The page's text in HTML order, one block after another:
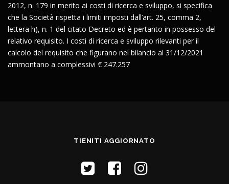
2012, n. 179 in merito ai costi di ricerca e sviluppo, si specifica
che la Società rispetta i limiti imposti dall’art. 25, comma 2,
lettera h), n. 1 del citato Decreto ed è pertanto in possesso del
relativo requisito. I costi di ricerca e sviluppo rilevanti per il
calcolo del requisito che figurano nel bilancio al 31/12/2021
ammontano a complessivi € 247.257
TIENITI AGGIORNATO